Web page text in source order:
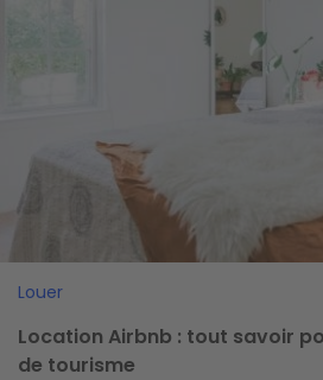
Louer
Location Airbnb : tout savoir
de tourisme